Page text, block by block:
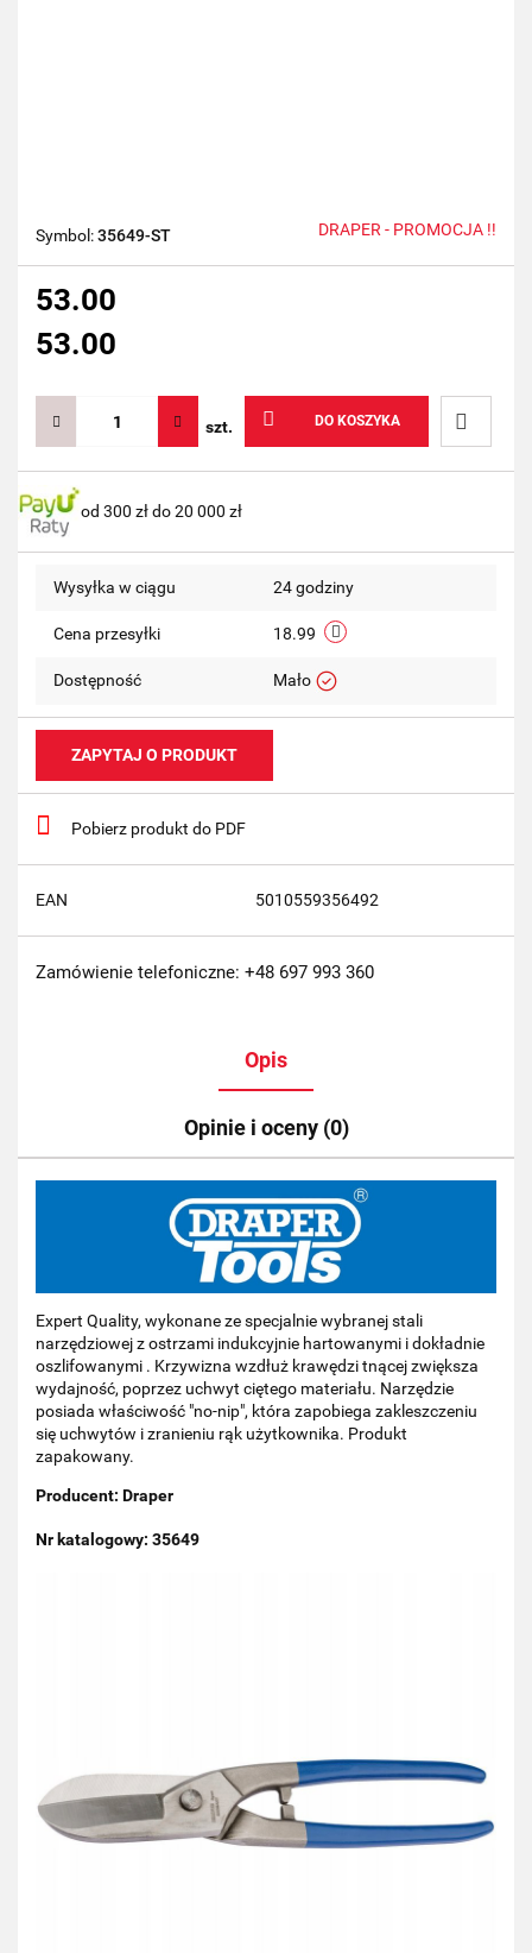
Symbol:35649-ST DRAPER - PROMOCJA !!
53.00
53.00
szt. DO KOSZYKA
Do
od 300 zł do 20 000 zł
Wysyłka w ciągu 24 godziny
Cena przesyłki 18.99
Dostępność Mało
ZAPYTAJ O PRODUKT
Pobierz produkt do PDF
EAN 5010559356492
Zamówienie telefoniczne: +48 697 993 360
Opis
Opinie i oceny (0)
Expert Quality, wykonane ze specjalnie wybranej stali
narzędziowej z ostrzami indukcyjnie hartowanymi i dokładnie
oszlifowanymi . Krzywizna wzdłuż krawędzi tnącej zwiększa
wydajność, poprzez uchwyt ciętego materiału. Narzędzie
posiada właściwość "no-nip", która zapobiega zakleszczeniu
się uchwytów i zranieniu rąk użytkownika. Produkt
zapakowany.
Producent: Draper
Nr katalogowy: 35649